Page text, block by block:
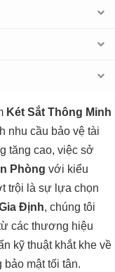
Két Sắt Thông Minh
nhu cầu bảo vệ tài
tăng cao, việc sở
Phòng với kiểu
trội là sự lựa chọn
Định, chúng tôi
các thương hiệu
kỹ thuật khắt khe về
mật tối tân.